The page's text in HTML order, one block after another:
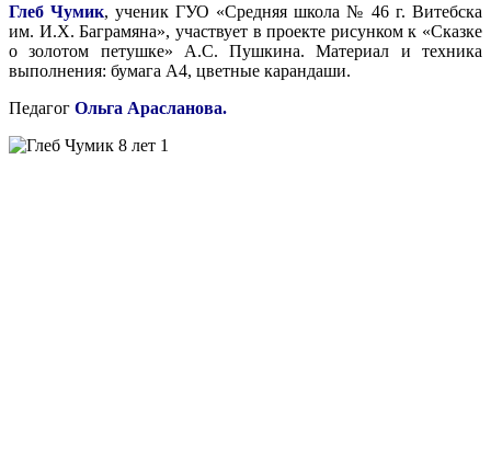
Глеб Чумик, ученик ГУО «Средняя школа № 46 г. Витебска
им. И.Х. Баграмяна», участвует в проекте рисунком к «Сказке
о золотом петушке» А.С. Пушкина. Материал и техника
выполнения: бумага А4, цветные карандаши.
Педагог Ольга Арасланова.